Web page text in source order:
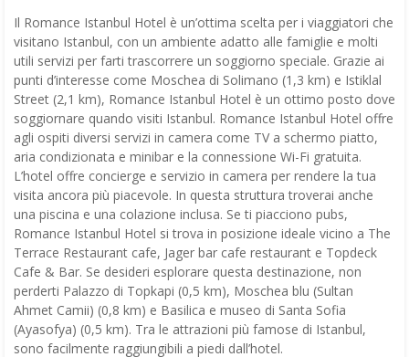
Il Romance Istanbul Hotel è un’ottima scelta per i viaggiatori che
visitano Istanbul, con un ambiente adatto alle famiglie e molti
utili servizi per farti trascorrere un soggiorno speciale. Grazie ai
punti d’interesse come Moschea di Solimano (1,3 km) e Istiklal
Street (2,1 km), Romance Istanbul Hotel è un ottimo posto dove
soggiornare quando visiti Istanbul. Romance Istanbul Hotel offre
agli ospiti diversi servizi in camera come TV a schermo piatto,
aria condizionata e minibar e la connessione Wi-Fi gratuita.
L’hotel offre concierge e servizio in camera per rendere la tua
visita ancora più piacevole. In questa struttura troverai anche
una piscina e una colazione inclusa. Se ti piacciono pubs,
Romance Istanbul Hotel si trova in posizione ideale vicino a The
Terrace Restaurant cafe, Jager bar cafe restaurant e Topdeck
Cafe & Bar. Se desideri esplorare questa destinazione, non
perderti Palazzo di Topkapi (0,5 km), Moschea blu (Sultan
Ahmet Camii) (0,8 km) e Basilica e museo di Santa Sofia
(Ayasofya) (0,5 km). Tra le attrazioni più famose di Istanbul,
sono facilmente raggiungibili a piedi dall’hotel.